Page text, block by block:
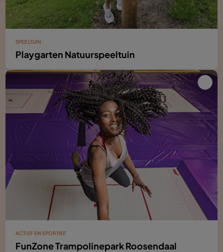
SPEELTUIN
Playgarten Natuurspeeltuin
ACTIEF EN SPORTIEF
FunZone Trampolinepark Roosendaal